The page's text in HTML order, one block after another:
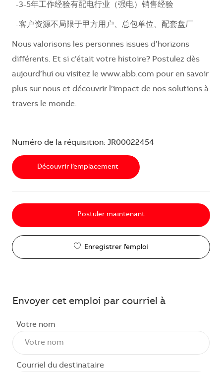
-3-5年工作经验有配电行业（强电）销售经验
-客户资源不局限于甲方用户、总包单位、配套盘厂
Nous valorisons les personnes issues d’horizons
différents. Et si c’était votre histoire? Postulez dès
aujourd’hui ou visitez le www.abb.com pour en savoir
plus sur nous et découvrir l’impact de nos solutions à
travers le monde.
Numéro de la réquisition: JR00022454
Découvrir l’emplacement
Postuler maintenant
Enregistrer l’emploi
Envoyer cet emploi par courriel à
Votre nom
Courriel du destinataire